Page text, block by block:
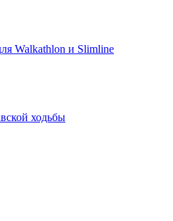
Walkathlon и Slimline